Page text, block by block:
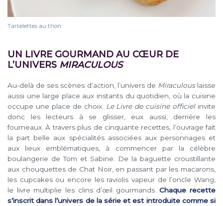
Tartelettes au thon
UN LIVRE GOURMAND AU CŒUR DE
L’UNIVERS MIRACULOUS
Au-delà de ses scènes d’action, l’univers de Miraculouslaisse
aussi une large place aux instants du quotidien, où la cuisine
occupe une place de choix.
Le Livre de cuisine officiel invite
donc les lecteurs à se glisser, eux aussi, derrière les
fourneaux. À travers plus de cinquante recettes, l’ouvrage fait
la part belle aux spécialités associées aux personnages et
aux lieux emblématiques, à commencer par la célèbre
boulangerie de Tom et Sabine. De la baguette croustillante
aux chouquettes de Chat Noir, en passant par les macarons,
les cupcakes ou encore les raviolis vapeur de l’oncle Wang,
le livre multiplie les clins d’œil gourmands.Chaque recette
s’inscrit dans l’univers de la série et est introduite comme si